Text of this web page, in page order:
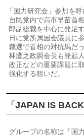
「国力研究会」参加を
自民党内で高市早苗首
郎副総裁を中心に発足
日に党所属国会議員に
裁選で首相の対抗馬だ
林鷹之政調会長も発起
改正などの重要課題に
強化する狙いだ。
「JAPAN IS BACK
グループの名称は「国